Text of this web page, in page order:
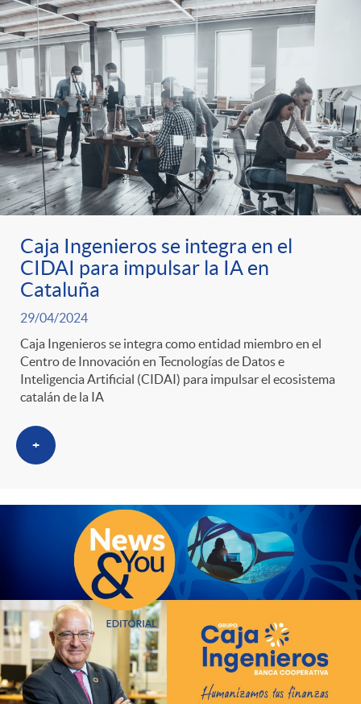
o
r
i
a
s
Caja Ingenieros se integra en el
CIDAI para impulsar la IA en
Cataluña
29/04/2024
Caja Ingenieros se integra como entidad miembro en el
Centro de Innovación en Tecnologías de Datos e
Inteligencia Artificial (CIDAI) para impulsar el ecosistema
catalán de la IA
+